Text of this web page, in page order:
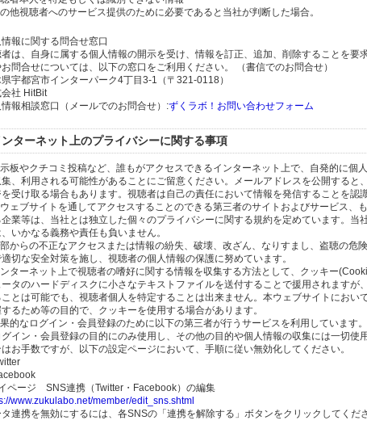
他視聴者へのサービス提供のために必要であると当社が判断した場合。
報に関する問合せ窓口
は、自身に属する個人情報の開示を受け、情報を訂正、追加、削除することを要
問合せについては、以下の窓口をご利用ください。 （書信でのお問合せ）
宇都宮市インターパーク4丁目3-1（〒321-0118）
社 HitBit
報相談窓口（メールでのお問合せ）:ずくラボ！お問い合わせフォーム
ンターネット上のプライバシーに関する事項
板やクチコミ投稿など、誰もがアクセスできるインターネット上で、自発的に個
、利用される可能性があることにご留意ください。メールアドレスを公開すると
を受け取る場合もあります。視聴者は自己の責任において情報を発信することを認
ェブサイトを通してアクセスすることのできる第三者のサイトおよびサービス、
企業等は、当社とは独立した個々のプライバシーに関する規約を定めています。当
いかなる義務や責任も負いません。
からの不正なアクセスまたは情報の紛失、破壊、改ざん、なりすまし、盗聴の危
切な安全対策を施し、視聴者の個人情報の保護に努めています。
ターネット上で視聴者の嗜好に関する情報を収集する方法として、クッキー
ータのハードディスクに小さなテキストファイルを送付することで援用されます
とは可能でも、視聴者個人を特定することは出来ません。本ウェブサイトにおい
るため等の目的で、クッキーを使用する場合があります。
的なログイン・会員登録のために以下の第三者が行うサービスを利用しています
イン・会員登録の目的にのみ使用し、その他の目的や個人情報の収集には一切使
お手数ですが、以下の設定ページにおいて、手順に従い無効化してください。
ページ SNS連携（Twitter・Facebook）の編集
www.zukulabo.net/member/edit_sns.shtml
連携を無効にするには、各SNSの「連携を解除する」ボタンをクリックしてくださ